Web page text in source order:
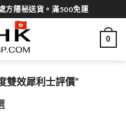
方隱秘送貨。滿500免運
0
雙效犀利士評價”